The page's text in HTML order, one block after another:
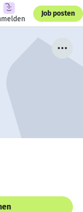
Job posten